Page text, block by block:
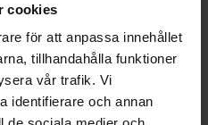
cookies
för att anpassa innehållet
tillhandahålla funktioner
vår trafik. Vi
identifierare och annan
med
hårbottnens naturliga
Extrakt av
bidrar till att